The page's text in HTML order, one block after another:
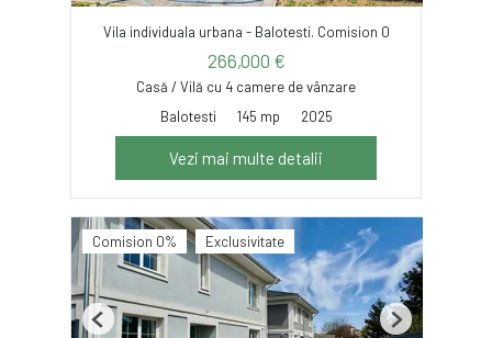
Vila individuala urbana - Balotesti. Comision 0
266,000 €
Casă / Vilă cu 4 camere de vânzare
Balotesti
145 mp 2025
Vezi mai multe detalii
Comision 0% Exclusivitate
Previous Next